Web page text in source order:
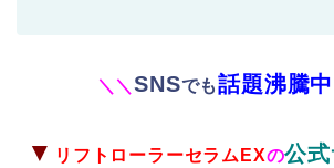
＼ ＼SNSでも話題沸騰中
▼ リフトローラーセラムEXの公